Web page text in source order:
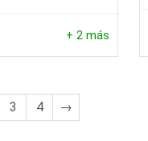
+ 2 más
3 4 →